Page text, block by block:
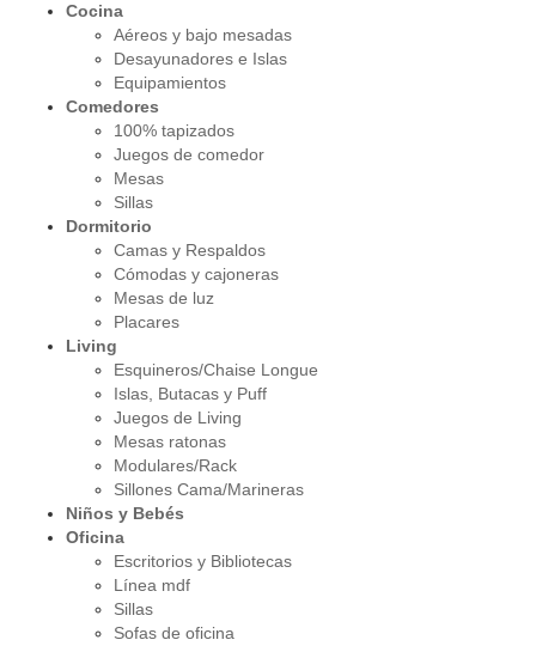
Cocina
Aéreos y bajo mesadas
Desayunadores e Islas
Equipamientos
Comedores
100% tapizados
Juegos de comedor
Mesas
Sillas
Dormitorio
Camas y Respaldos
Cómodas y cajoneras
Mesas de luz
Placares
Living
Esquineros/Chaise Longue
Islas, Butacas y Puff
Juegos de Living
Mesas ratonas
Modulares/Rack
Sillones Cama/Marineras
Niños y Bebés
Oficina
Escritorios y Bibliotecas
Línea mdf
Sillas
Sofas de oficina